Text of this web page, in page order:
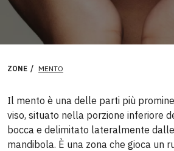
ZONE MENTO
Il mento è una delle parti più
viso, situato nella porzione inferiore
bocca e delimitato lateralmente
mandibola. È una zona che gioca un